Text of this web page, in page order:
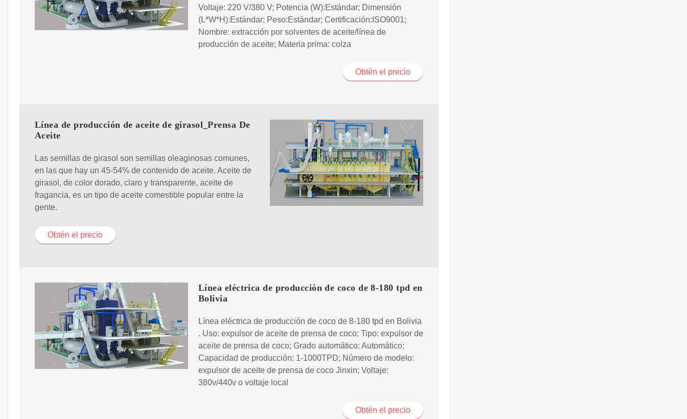
Voltaje: 220 V/380 V; Potencia (W):Estándar; Dimensión
(L*W*H):Estándar; Peso:Estándar; Certificación:ISO9001;
Nombre: extracción por solventes de aceite/línea de
producción de aceite; Materia prima: colza
Obtén el precio
Línea de producción de aceite de girasol_Prensa De
Aceite
Las semillas de girasol son semillas oleaginosas comunes,
en las que hay un 45-54% de contenido de aceite. Aceite de
girasol, de color dorado, claro y transparente, aceite de
fragancia, es un tipo de aceite comestible popular entre la
gente.
Obtén el precio
Línea eléctrica de producción de coco de 8-180 tpd en
Bolivia
Línea eléctrica de producción de coco de 8-180 tpd en Bolivia
. Uso: expulsor de aceite de prensa de coco; Tipo: expulsor de
aceite de prensa de coco; Grado automático: Automático;
Capacidad de producción: 1-1000TPD; Número de modelo:
expulsor de aceite de prensa de coco Jinxin; Voltaje:
380v/440v o voltaje local
Obtén el precio